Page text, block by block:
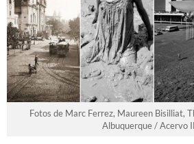
Fotos de Marc Ferrez, Maureen Bisilliat,
Albuquerque / Acervo